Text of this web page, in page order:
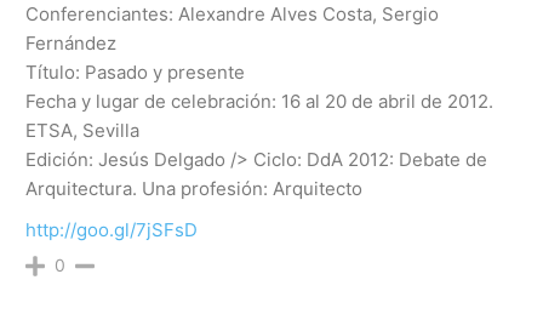
Conferenciantes: Alexandre Alves Costa, Sergio
Fernández
Título: Pasado y presente
Fecha y lugar de celebración: 16 al 20 de abril de 2012.
ETSA, Sevilla
Edición: Jesús Delgado /> Ciclo: DdA 2012: Debate de
Arquitectura. Una profesión: Arquitecto
http://goo.gl/7jSFsD
0